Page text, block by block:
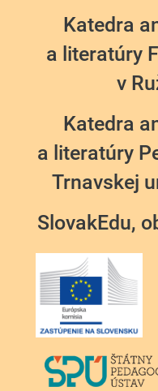
Katedra
a literatúry
v
Katedra
a literatúry
Trnavskej
SlovakEdu,